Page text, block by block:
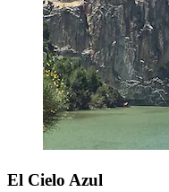
El Cielo Azul